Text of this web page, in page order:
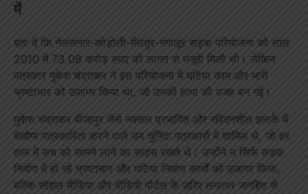
में
बता दें कि नेलसनार-कोड़ोली-मिरतुर-गंगालूर सड़क परियोजना को साल
2010 में 73.08 करोड़ रुपए की लागत से मंजूरी मिली थी। लेकिन
पत्रकार मुकेश चंद्राकर ने इस परियोजना में घटिया काम और भारी
भ्रष्टाचार को उजागर किया था, जो उनकी हत्या की वजह बन गई।
मुकेश चंद्राकर बीजापुर जैसे नक्सल प्रभावित और संवेदनशील इलाके में
बेखौफ पत्रकारिता करने वाले उन चुनिंदा पत्रकारों में शामिल थे, जो हर
हाल में सच को सामने लाने का साहस रखते थे। उन्होंने न सिर्फ सड़क
निर्माण में हो रहे भ्रष्टाचार और घटिया निर्माण कार्यों को उजागर किया,
बल्कि सोशल मीडिया और वीडियो पोर्टल के ज़रिए लगातार जनहित से